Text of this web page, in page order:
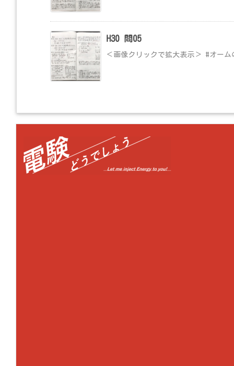
H30 問05
＜画像クリックで拡大表示＞ #オー